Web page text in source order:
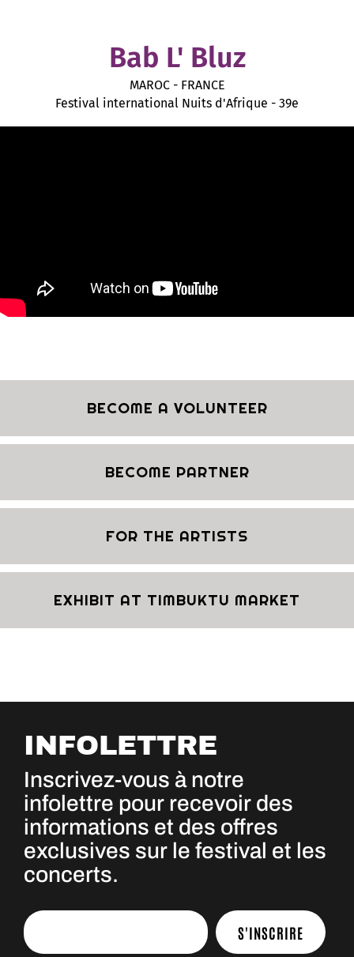
Bab L' Bluz
MAROC - FRANCE
Festival international Nuits d'Afrique - 39e
BECOME A VOLUNTEER
BECOME PARTNER
FOR THE ARTISTS
EXHIBIT AT TIMBUKTU MARKET
INFOLETTRE
Inscrivez-vous à notre
infolettre pour recevoir des
informations et des offres
exclusives sur le festival et les
concerts.
S'INSCRIRE